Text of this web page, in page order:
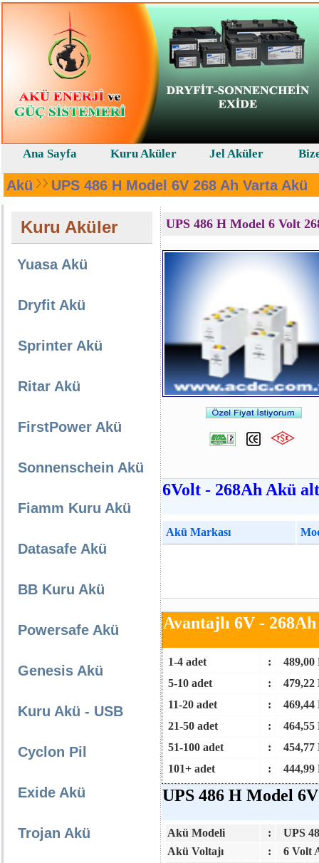
Akü UPS 486 H Model 6V 268 Ah Varta Akü
Kuru Aküler
Yuasa Akü
Dryfit Akü
Sprinter Akü
Ritar Akü
FirstPower Akü
Sonnenschein Akü
Fiamm Kuru Akü
Datasafe Akü
BB Kuru Akü
Powersafe Akü
Genesis Akü
Kuru Akü - USB
Cyclon Pil
Exide Akü
Trojan Akü
UPS 486 H Model 6 Volt
6Volt - 268Ah Akü
Akü Markası
Avantajlı 6V -
1-4 adet :
5-10 adet
:
11-20 adet
:
21-50 adet
:
51-100 adet
:
101+ adet
:
UPS 486 H Model
Akü Modeli :
UPS
Akü Voltajı
:
6 Volt
Ana Sayfa Kuru Aküler Jel Aküler